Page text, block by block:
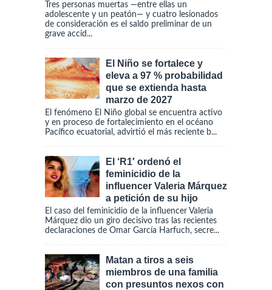
Tres personas muertas —entre ellas un
adolescente y un peatón— y cuatro lesionados
de consideración es el saldo preliminar de un
grave accid...
El Niño se fortalece y
eleva a 97 % probabilidad
que se extienda hasta
marzo de 2027
El fenómeno El Niño global se encuentra activo
y en proceso de fortalecimiento en el océano
Pacífico ecuatorial, advirtió el más reciente b...
El ‘R1′ ordenó el
feminicidio de la
influencer Valeria Márquez
a petición de su hijo
El caso del feminicidio de la influencer Valeria
Márquez dio un giro decisivo tras las recientes
declaraciones de Omar García Harfuch, secre...
Matan a tiros a seis
miembros de una familia
con presuntos nexos con